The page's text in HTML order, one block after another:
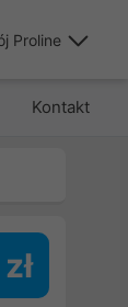
Proline
Kontakt